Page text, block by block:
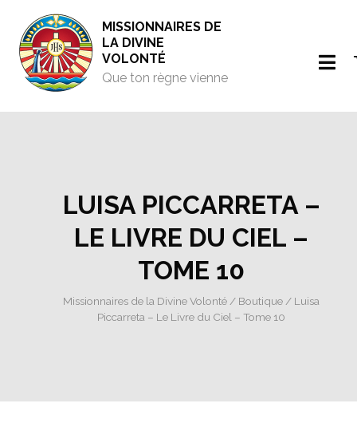
MISSIONNAIRES DE
LA DIVINE
VOLONTÉ
Que ton règne vienne
LUISA PICCARRETA –
LE LIVRE DU CIEL –
TOME 10
Missionnaires de la Divine Volonté / Boutique / Luisa
Piccarreta – Le Livre du Ciel – Tome 10